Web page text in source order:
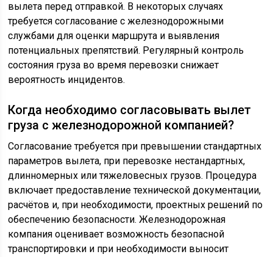
вылета перед отправкой. В некоторых случаях
требуется согласование с железнодорожными
службами для оценки маршрута и выявления
потенциальных препятствий. Регулярный контроль
состояния груза во время перевозки снижает
вероятность инцидентов.
Когда необходимо согласовывать вылет
груза с железнодорожной компанией?
Согласование требуется при превышении стандартных
параметров вылета, при перевозке нестандартных,
длинномерных или тяжеловесных грузов. Процедура
включает предоставление технической документации,
расчётов и, при необходимости, проектных решений по
обеспечению безопасности. Железнодорожная
компания оценивает возможность безопасной
транспортировки и при необходимости выносит